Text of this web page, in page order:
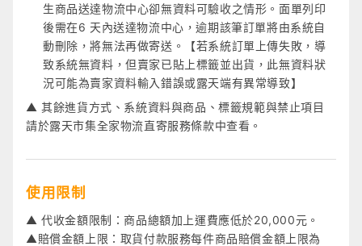
生商品送達物流中心卻無資料可驗收之情形。面單列印
後需在6 天內送達物流中心，逾期該筆訂單將由系統自
動刪除，將無法再做寄送。【若系統訂單上傳失敗，導
致系統無資料，但賣家已貼上標籤並出貨，此無資料狀
況可能為賣家資料輸入錯誤或露天端有異常導致】
▲ 其餘進貨方式、系統資料與商品、標籤規範與禁止項目
請於露天市集全家物流直寄服務條款中查看。
使用限制
▲ 代收金額限制：商品總額加上運費應低於20,000元。
▲賠償金額上限：取貨付款服務每件商品賠償金額上限為